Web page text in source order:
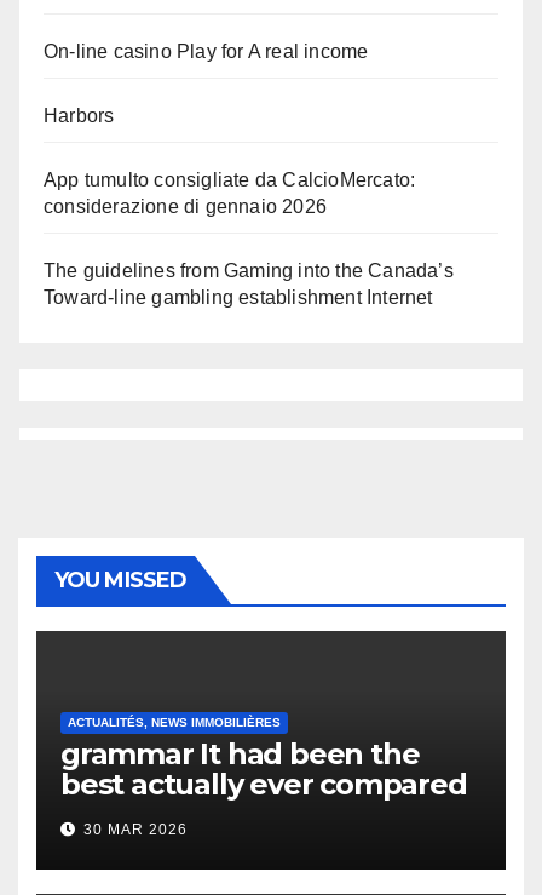
On-line casino Play for A real income
Harbors
App tumulto consigliate da CalcioMercato:
considerazione di gennaio 2026
The guidelines from Gaming into the Canada’s
Toward-line gambling establishment Internet
YOU MISSED
ACTUALITÉS, NEWS IMMOBILIÈRES
grammar It had been the
best actually ever compared
to it’s the top actually?
English Vocabulary Learners
Heap Change
30 MAR 2026